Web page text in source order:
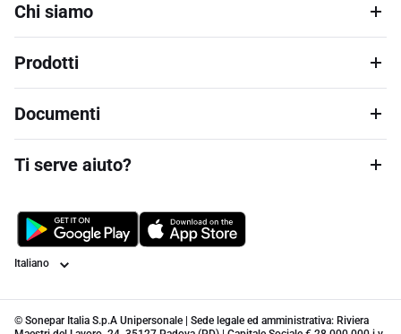
Chi siamo
Prodotti
Documenti
Ti serve aiuto?
Lingua
© Sonepar Italia S.p.A Unipersonale | Sede legale ed amministrativa: Riviera